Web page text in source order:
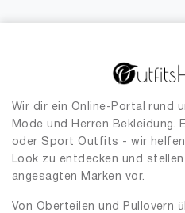
Wir dir ein Online-Portal rund
Mode und Herren Bekleidung.
oder Sport Outfits - wir
Look zu entdecken und
angesagten Marken vor.
Von Oberteilen und Pullovern